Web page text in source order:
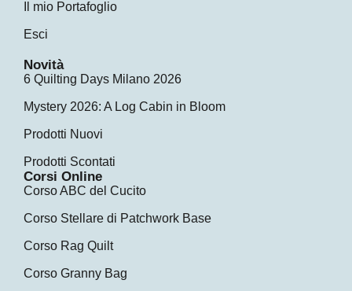
Il mio Portafoglio
Esci
Novità
6 Quilting Days Milano 2026
Mystery 2026: A Log Cabin in Bloom
Prodotti Nuovi
Prodotti Scontati
Corsi Online
Corso ABC del Cucito
Corso Stellare di Patchwork Base
Corso Rag Quilt
Corso Granny Bag